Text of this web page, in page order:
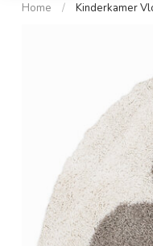
Home / Kinderkamer